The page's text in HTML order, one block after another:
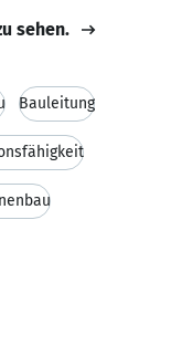
sehen.
Bauleitung